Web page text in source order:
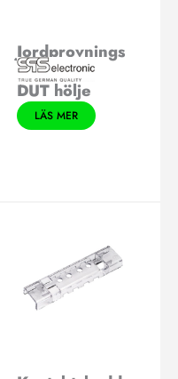
Jordprovnings
kablar för
DUT hölje
LÄS MER